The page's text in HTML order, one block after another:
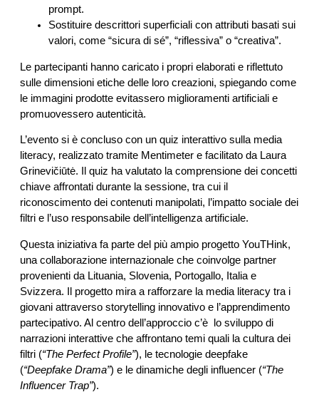
prompt.
Sostituire descrittori superficiali con attributi basati sui
valori, come “sicura di sé”, “riflessiva” o “creativa”.
Le partecipanti hanno caricato i propri elaborati e riflettuto
sulle dimensioni etiche delle loro creazioni, spiegando come
le immagini prodotte evitassero miglioramenti artificiali e
promuovessero autenticità.
L’evento si è concluso con un quiz interattivo sulla media
literacy, realizzato tramite Mentimeter e facilitato da Laura
Grinevičiūtė. Il quiz ha valutato la comprensione dei concetti
chiave affrontati durante la sessione, tra cui il
riconoscimento dei contenuti manipolati, l’impatto sociale dei
filtri e l’uso responsabile dell’intelligenza artificiale.
Questa iniziativa fa parte del più ampio progetto YouTHink,
una collaborazione internazionale che coinvolge partner
provenienti da Lituania, Slovenia, Portogallo, Italia e
Svizzera. Il progetto mira a rafforzare la media literacy tra i
giovani attraverso storytelling innovativo e l’apprendimento
partecipativo. Al centro dell’approccio c’è lo sviluppo di
narrazioni interattive che affrontano temi quali la cultura dei
filtri (“The Perfect Profile”), le tecnologie deepfake
(“Deepfake Drama”) e le dinamiche degli influencer (“The
Influencer Trap”).